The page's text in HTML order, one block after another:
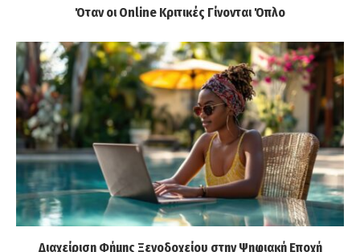
Όταν οι Online Κριτικές Γίνονται Όπλο
Διαχείριση Φήμης Ξενοδοχείου στην Ψηφιακή Εποχή